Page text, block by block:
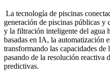
La tecnología de piscinas
generación de piscinas públicas y
y la filtración inteligente del agua
basadas en IA, la automatización
transformando las capacidades de
pasando de la resolución reactiva
predictivas.